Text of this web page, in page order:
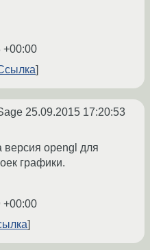
+00:00
25.09.2015 17:20:53
opengl для
графики.
+00:00